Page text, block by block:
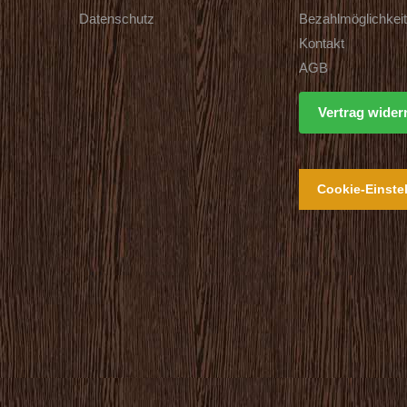
Datenschutz
Kontakt
AGB
Vertrag
Cookie-